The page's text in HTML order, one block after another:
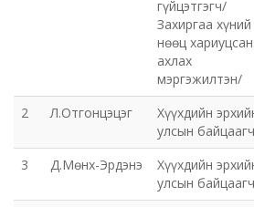
гүйцэтгэгч/
Захиргаа хүний
нөөц хариуцсан
ахлах
мэргэжилтэн/
2 Л.Отгонцэцэг
Хүүхдийн
улсын байцаагч
3 Д.Мөнх-Эрдэнэ
Хүүхдийн
улсын байцаагч